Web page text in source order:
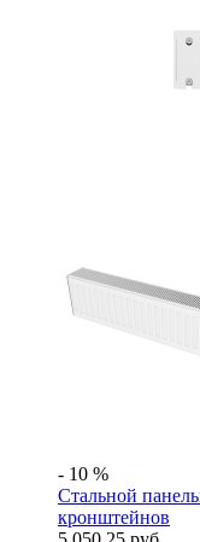
- 10 %
Стальной
кронштейнов